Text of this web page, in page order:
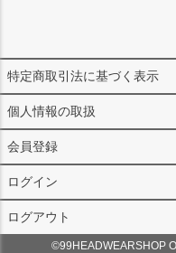
特定商取引法に基づく表示
個人情報の取扱
会員登録
ログイン
ログアウト
©99HEADWEARSHOP